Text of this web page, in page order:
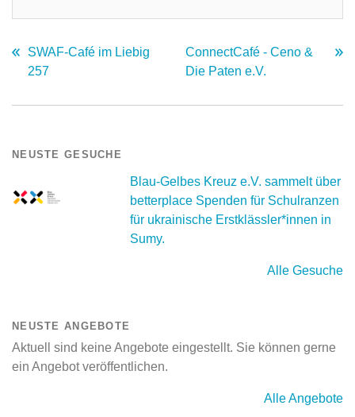
SWAF-Café im Liebig
257
ConnectCafé - Ceno &
Die Paten e.V.
NEUSTE GESUCHE
Blau-Gelbes Kreuz e.V. sammelt über
betterplace Spenden für Schulranzen
für ukrainische Erstklässler*innen in
Sumy.
Alle Gesuche
NEUSTE ANGEBOTE
Aktuell sind keine Angebote eingestellt. Sie können gerne
ein Angebot veröffentlichen.
Alle Angebote